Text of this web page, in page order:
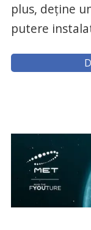
plus, deține
putere